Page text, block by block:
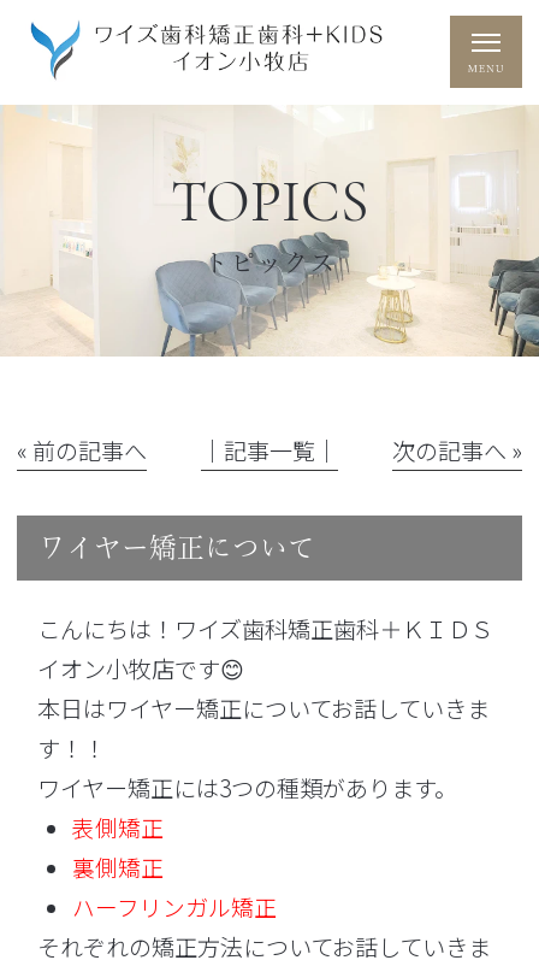
TOPICS
トピックス
« 前の記事へ │記事一覧│ 次の記事へ »
ワイヤー矯正について
こんにちは！ワイズ歯科矯正歯科＋ＫＩＤＳ
イオン小牧店です😊
本日はワイヤー矯正についてお話していきま
す！！
ワイヤー矯正には3つの種類があります。
表側矯正
裏側矯正
ハーフリンガル矯正
それぞれの矯正方法についてお話していきま